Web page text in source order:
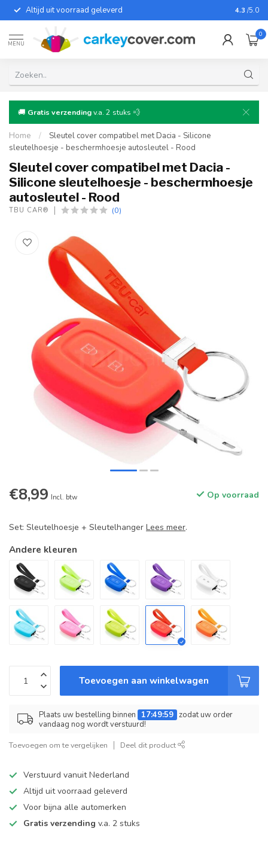
Altijd uit voorraad geleverd Voor
4.3 /5.0
MENU
0
🚚 Gratis verzendingv.a. 2 stuks 💨
Home /
Sleutel cover compatibel met Dacia - Silicone
sleutelhoesje - beschermhoesje autosleutel - Rood
Sleutel cover compatibel met Dacia -
Silicone sleutelhoesje - beschermhoesje
autosleutel - Rood
TBU CAR® (0)
€8,99 Incl. btw Op voorraad
Set: Sleutelhoesje + Sleutelhanger Lees meer.
Andere kleuren
Toevoegen aan winkelwagen
Plaats uw bestelling binnen 17:49:59 zodat uw order
vandaag nog wordt verstuurd!
Toevoegen om te vergelijken Deel dit product
Verstuurd vanuit Nederland
Altijd uit voorraad geleverd
Voor bijna alle automerken
Gratis verzending v.a. 2 stuks